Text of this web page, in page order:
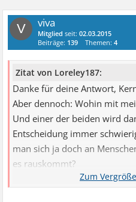
V viva
Mitglied seit:02.03.2015
Beiträge: 139 Themen:4
Zitat von Loreley187:
Danke für deine Antwort,
Aber dennoch: Wohin mit
Und einer der beiden wird
Entscheidung immer
man sich ja doch an
es rauskommt?